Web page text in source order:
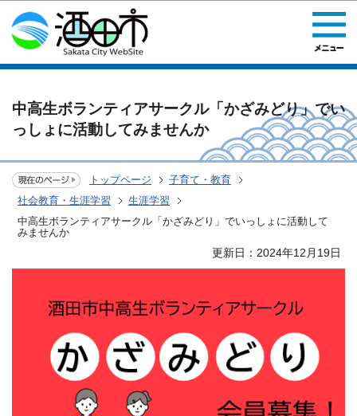
このページの本文へ移動
中高生ボランティアサークル「かざみどり」でい
っしょに活動してみませんか
トップページ
子育て・教育
社会教育・生涯学習
生涯学習
中高生ボランティアサークル「かざみどり」でいっしょに活動して
みませんか
更新日：2024年12月19日